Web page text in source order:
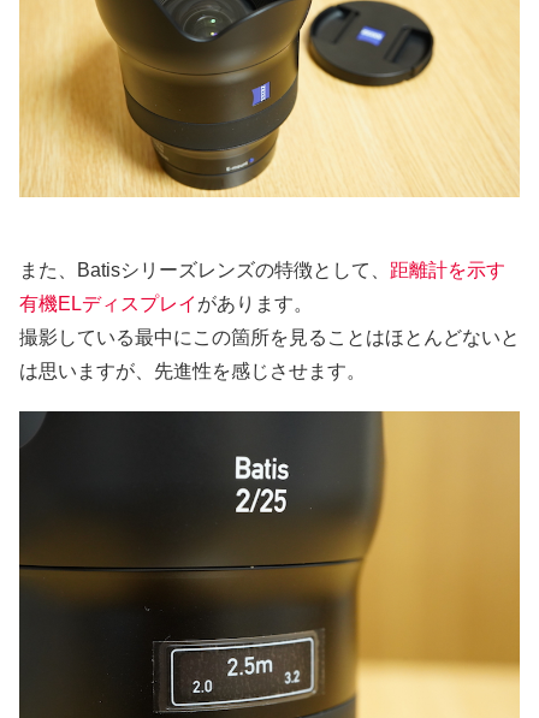
また、Batisシリーズレンズの特徴として、 距離計を示す
有機ELディスプレイ があります。
撮影している最中にこの箇所を見ることはほとんどないと
は思いますが、先進性を感じさせます。